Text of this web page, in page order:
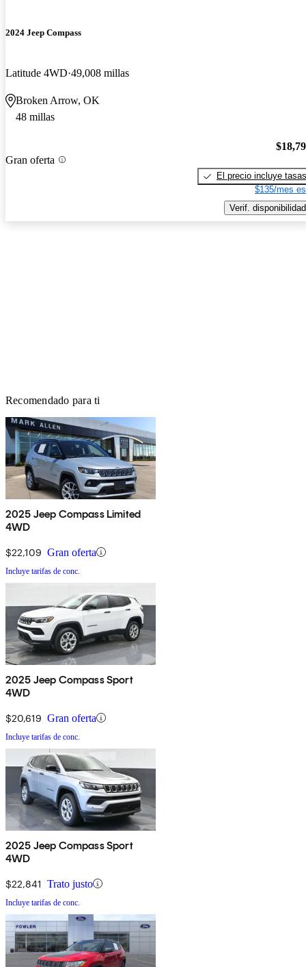
2024 Jeep Compass
Latitude 4WD 49,008 millas
Broken Arrow, OK
48 millas
Gran oferta
El precio incluye tasas
$135/mes
Verif. disponibilidad
Recomendado para ti
2025 Jeep Compass Limited
4WD
$22,109 Gran oferta
Incluye tarifas de conc.
2025 Jeep Compass Sport
4WD
$20,619 Gran oferta
Incluye tarifas de conc.
2025 Jeep Compass Sport
4WD
$22,841 Trato justo
Incluye tarifas de conc.